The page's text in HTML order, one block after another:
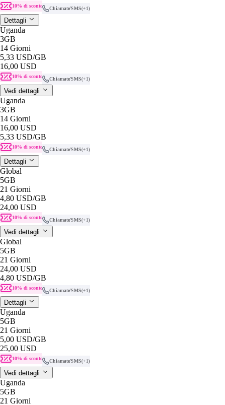
10% di sconto Chiamate/SMS(+1)
Dettagli
Uganda
3GB
14 Giorni
5,33 USD/GB
16,00 USD
10% di sconto Chiamate/SMS(+1)
Vedi dettagli
Uganda
3GB
14 Giorni
16,00 USD
5,33 USD/GB
10% di sconto Chiamate/SMS(+1)
Dettagli
Global
5GB
21 Giorni
4,80 USD/GB
24,00 USD
10% di sconto Chiamate/SMS(+1)
Vedi dettagli
Global
5GB
21 Giorni
24,00 USD
4,80 USD/GB
10% di sconto Chiamate/SMS(+1)
Dettagli
Uganda
5GB
21 Giorni
5,00 USD/GB
25,00 USD
10% di sconto Chiamate/SMS(+1)
Vedi dettagli
Uganda
5GB
21 Giorni